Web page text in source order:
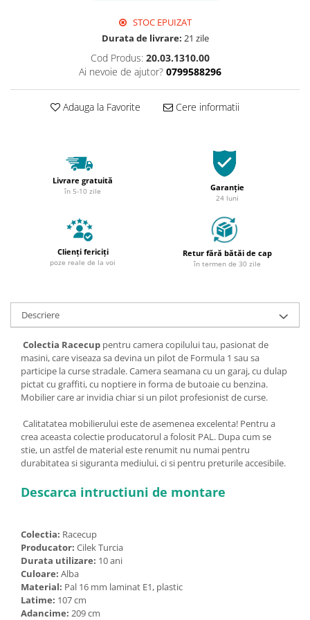
STOC EPUIZAT
Durata de livrare: 21 zile
Cod Produs: 20.03.1310.00
Ai nevoie de ajutor? 0799588296
Adauga la Favorite Cere informatii
Livrare gratuită
în 5-10 zile Garanție
24 luni
Clienți fericiți
poze reale de la voi
Retur fără bătăi de cap
în termen de 30 zile
Descriere
Colectia Racecup pentru camera copilului tau, pasionat de
masini, care viseaza sa devina un pilot de Formula 1 sau sa
participe la curse stradale. Camera seamana cu un garaj, cu dulap
pictat cu graffiti, cu noptiere in forma de butoaie cu benzina.
Mobilier care ar invidia chiar si un pilot profesionist de curse.
Calitatatea mobilierului este de asemenea excelenta! Pentru a
crea aceasta colectie producatorul a folosit PAL. Dupa cum se
stie, un astfel de material este renumit nu numai pentru
durabitatea si siguranta mediului, ci si pentru preturile accesibile.
Descarca intructiuni de montare
Colectia: Racecup
Producator: Cilek Turcia
Durata utilizare: 10 ani
Culoare: Alba
Material: Pal 16 mm laminat E1, plastic
Latime: 107 cm
Adancime: 209 cm